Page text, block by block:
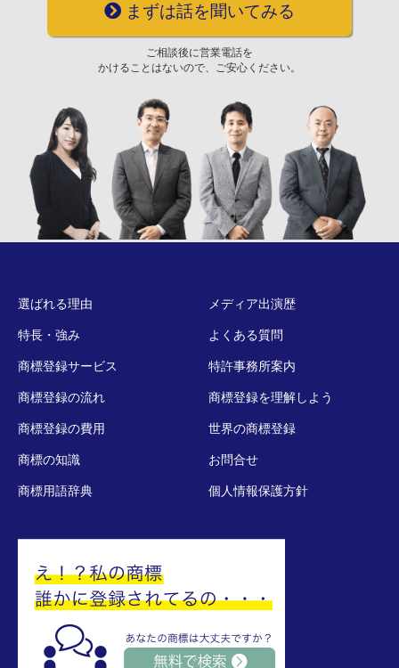
まずは話を聞いてみる
ご相談後に営業電話を
かけることはないので、ご安心ください。
選ばれる理由
特長・強み
商標登録サービス
商標登録の流れ
商標登録の費用
商標の知識
商標用語辞典
メディア出演歴
よくある質問
特許事務所案内
商標登録を理解しよう
世界の商標登録
お問合せ
個人情報保護方針